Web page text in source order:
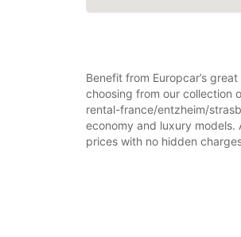
Benefit from Europcar’s
choosing from our collection
rental-france/entzheim/
economy and luxury
prices with no hidden